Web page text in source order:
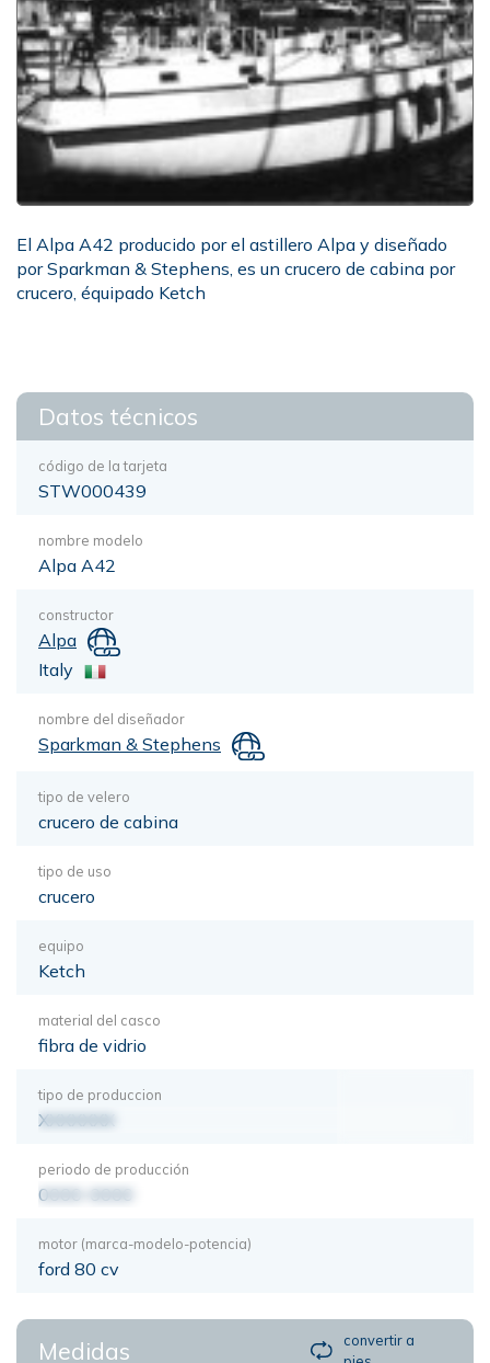
El Alpa A42 producido por el astillero Alpa y diseñado
por Sparkman & Stephens, es un crucero de cabina por
crucero, équipado Ketch
Datos técnicos
código de la tarjeta
STW000439
nombre modelo
Alpa A42
constructor
Alpa
Italy
nombre del diseñador
Sparkman & Stephens
tipo de velero
crucero de cabina
tipo de uso
crucero
equipo
Ketch
material del casco
fibra de vidrio
tipo de produccion
XXXXXXX
periodo de producción
0000-0000
motor (marca-modelo-potencia)
ford 80 cv
Medidas
convertir a